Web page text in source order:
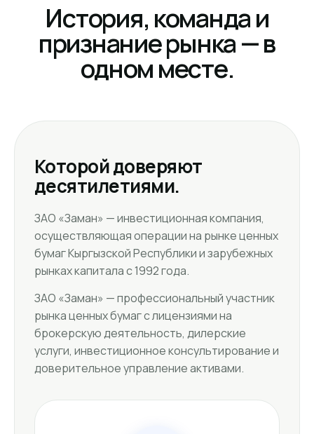
История, команда и
признание рынка — в
одном месте.
Которой доверяют
десятилетиями.
ЗАО «Заман» — инвестиционная компания,
осуществляющая операции на рынке ценных
бумаг Кыргызской Республики и зарубежных
рынках капитала с 1992 года.
ЗАО «Заман» — профессиональный участник
рынка ценных бумаг с лицензиями на
брокерскую деятельность, дилерские
услуги, инвестиционное консультирование и
доверительное управление активами.